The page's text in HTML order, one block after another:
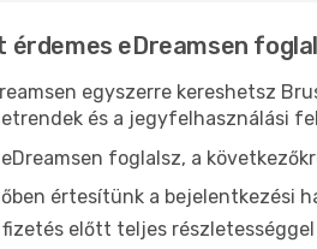
érdemes eDreamsen
egyszerre kereshetsz
és a jegyfelhasználási
eDreamsen foglalsz, a
értesítünk a bejelentkezési
fizetés előtt teljes